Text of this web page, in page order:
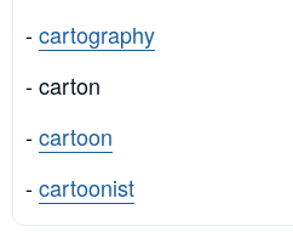
-cartography
- carton
-cartoon
-cartoonist